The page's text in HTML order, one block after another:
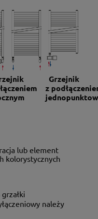
Grzejnik
z
lub element
kolorystycznych
należy